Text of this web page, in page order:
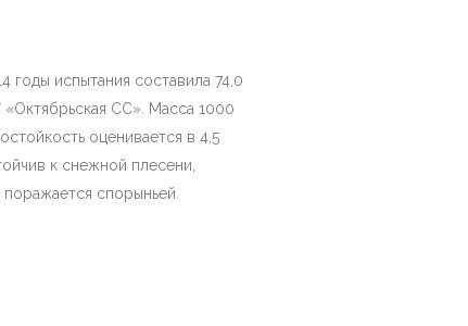
годы испытания составила 74,0
«Октябрьская СС». Масса 1000
оценивается в 4,5
к снежной плесени,
спорыньей.